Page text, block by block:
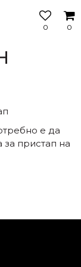
0
0
е да
пристап на